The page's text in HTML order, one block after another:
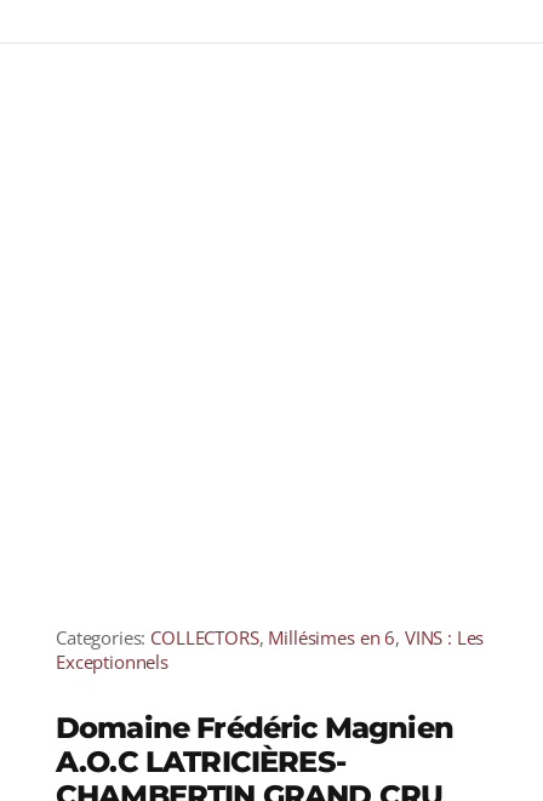
Categories: COLLECTORS, Millésimes en 6, VINS : Les
Exceptionnels
Domaine Frédéric Magnien
A.O.C LATRICIÈRES-